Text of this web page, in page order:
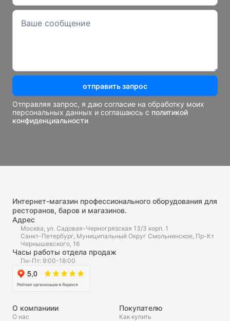
отправить запрос
Отправляя запрос, я даю согласие на обработку моих
персональных данных и соглашаюсь с политикой
конфиденциальности
Интернет-магазин профессионального оборудования для
ресторанов, баров и магазинов.
Адрес
Москва, ул. Садовая-Черногрязская 13/3 корп. 1
Санкт-Петербург, Муниципальный Округ Смольнинское, Пр-Кт
Чернышевского, 16
Часы работы отдела продаж
Пн-Пт: 9:00-18:00
О компаниии
О нас
Покупателю
Как купить